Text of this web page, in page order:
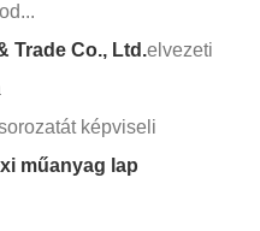
Trade Co., Ltd.elvezeti
képviseli
műanyag lap